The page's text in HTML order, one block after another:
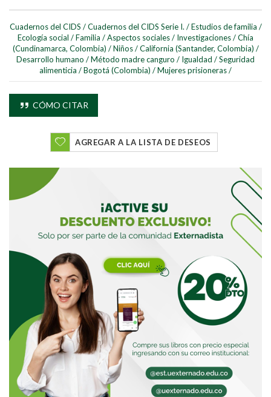
Buscar
Buscar
Cuadernos del CIDS / Cuadernos del CIDS Serie I. / Estudios de familia /
Ecología social /Familia /Aspectos sociales/ Investigaciones/Chía
(Cundinamarca, Colombia) / Niños / California (Santander, Colombia) /
Desarrollo humano /Método madre canguro / Igualdad /Seguridad
alimenticia /Bogotá (Colombia) /Mujeres prisioneras/
CÓMO CITAR
AGREGAR A LA LISTA DE DESEOS